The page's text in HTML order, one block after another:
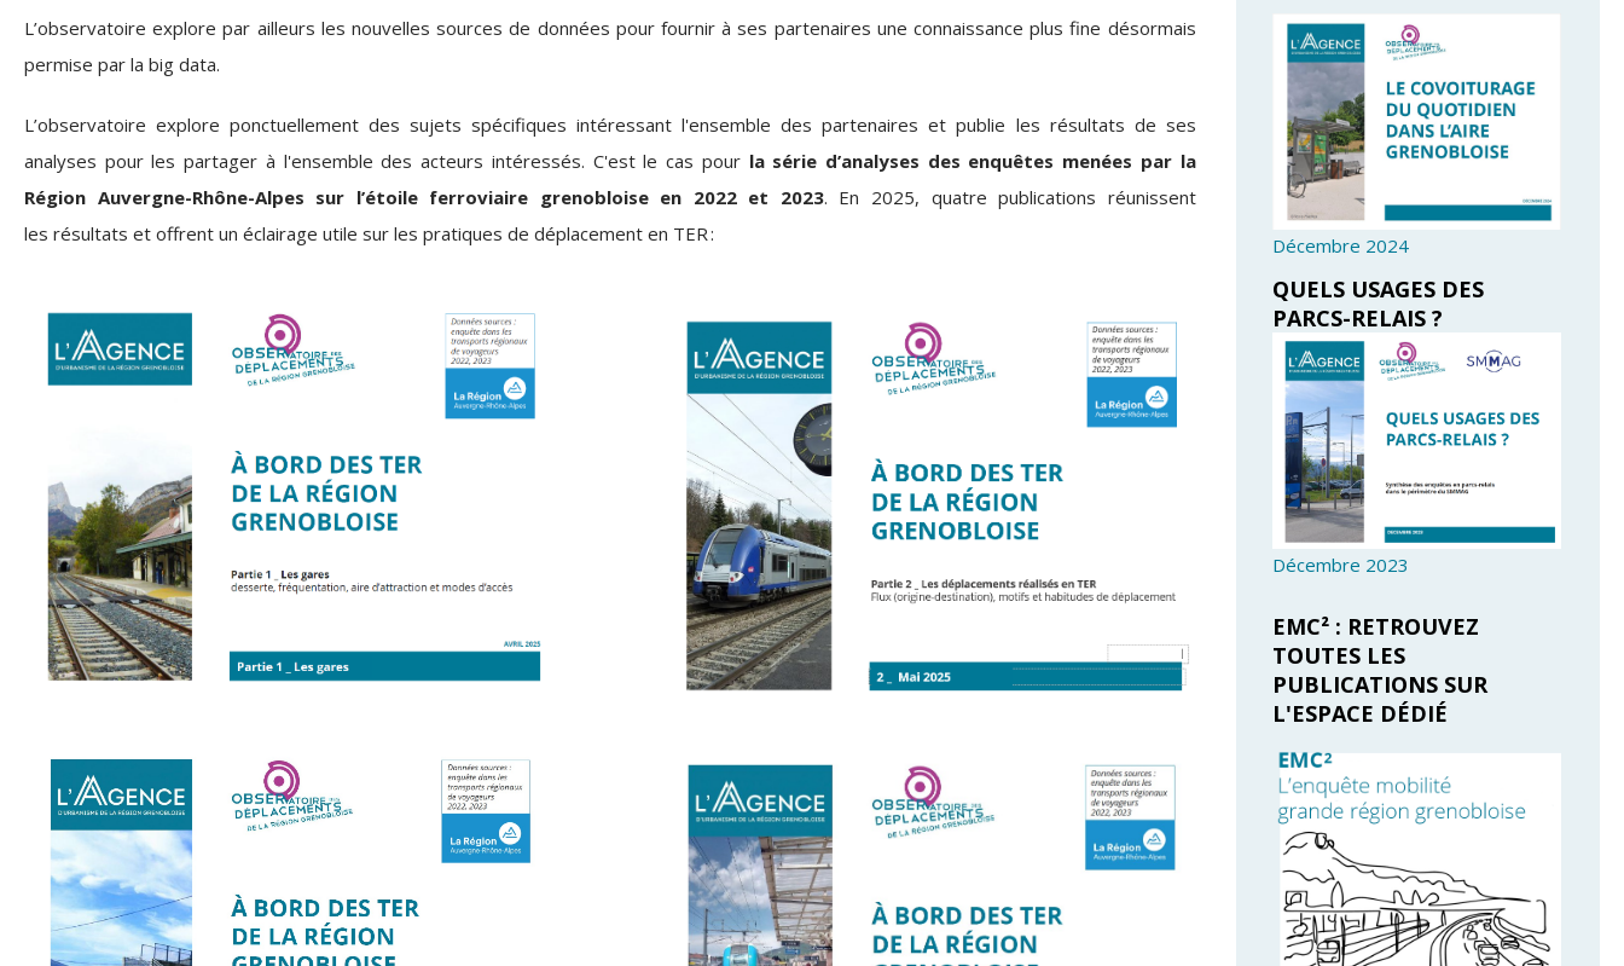
L’observatoire explore par ailleurs les nouvelles sources de données pour fournir à ses partenaires une connaissance plus fine désormais
permise par la big data.
L’observatoire explore ponctuellement des sujets spécifiques intéressant l'ensemble des partenaires et publie les résultats de ses
analyses pour les partager à l'ensemble des acteurs intéressés. C'est le cas pour la série d’analyses des enquêtes menées par la
Région Auvergne-Rhône-Alpes sur l’étoile ferroviaire grenobloise en 2022 et 2023. En 2025, quatre publications réunissent
les résultats et offrent un éclairage utile sur les pratiques de déplacement en TER: Décembre 2024
QUELS USAGES DES
PARCS-RELAIS ?
Décembre 2023
EMC² : RETROUVEZ
TOUTES LES
PUBLICATIONS SUR
L'ESPACE DÉDIÉ